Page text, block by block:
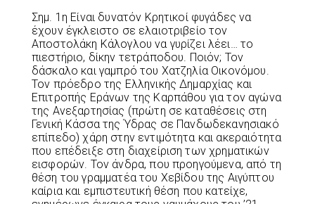
Σημ. 1η Είναι δυνατόν Κρητικοί φυγάδες να
έχουν έγκλειστο σε ελαιοτριβείο τον
Αποστολάκη Κάλογλου να γυρίζει λέει… το
πιεστήριο, δίκην τετράποδου. Ποιόν; Τον
δάσκαλο και γαμπρό του Χατζηλία Οικονόμου.
Τον πρόεδρο της Ελληνικής Δημαρχίας και
Επιτροπής Εράνων της Καρπάθου για τον αγώνα
της Ανεξαρτησίας (πρώτη σε καταθέσεις στη
Γενική Κάσσα της Ύδρας σε Πανδωδεκανησιακό
επίπεδο) χάρη στην εντιμότητα και ακεραιότητα
που επέδειξε στη διαχείριση των χρηματικών
εισφορών. Τον άνδρα, που προηγούμενα, από τη
θέση του γραμματέα του Χεβίδου της Αιγύπτου
καίρια και εμπιστευτική θέση που κατείχε,